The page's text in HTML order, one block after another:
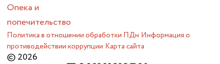
Опека и
попечительство
Политика в отношении обработки ПДн Информация о
противодействии коррупции Карта сайта
© 2026